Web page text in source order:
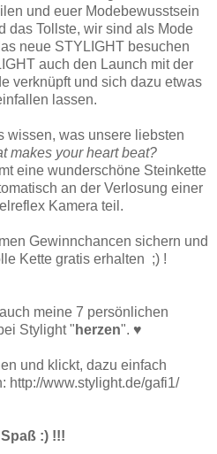
und euer Modebewusstsein
das Tollste, wir sind als Mode
neue STYLIGHT besuchen
auch den Launch mit der
verknüpft und sich dazu etwas
lassen.
wissen, was unsere liebsten
makes your heart beat?
eine wunderschöne Steinkette
an der Verlosung einer
Kamera teil.
Gewinnchancen sichern und
Kette gratis erhalten ;) !
meine 7 persönlichen
Stylight " herzen". ♥
und klickt, dazu einfach
http://www.stylight.de/gafi1/
:) !!!